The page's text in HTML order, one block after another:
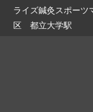
ライズ鍼灸スポー
区 都立大学駅